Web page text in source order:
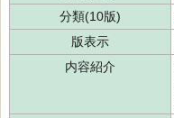
分類(10版)
版表示
内容紹介